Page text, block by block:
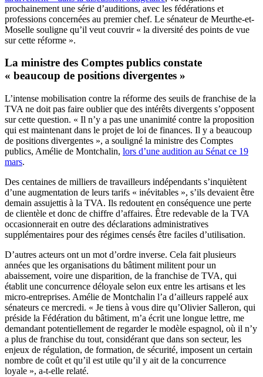
prochainement une série d’auditions, avec les fédérations et
professions concernées au premier chef. Le sénateur de Meurthe-et-
Moselle souligne qu’il veut couvrir « la diversité des points de vue
sur cette réforme ».
La ministre des Comptes publics constate
« beaucoup de positions divergentes »
L’intense mobilisation contre la réforme des seuils de franchise de la
TVA ne doit pas faire oublier que des intérêts divergents s’opposent
sur cette question. « Il n’y a pas une unanimité contre la proposition
qui est maintenant dans le projet de loi de finances. Il y a beaucoup
de positions divergentes », a souligné la ministre des Comptes
publics, Amélie de Montchalin, lors d’une audition au Sénat ce 19
mars.
Des centaines de milliers de travailleurs indépendants s’inquiètent
d’une augmentation de leurs tarifs « inévitables », s’ils devaient être
demain assujettis à la TVA. Ils redoutent en conséquence une perte
de clientèle et donc de chiffre d’affaires. Être redevable de la TVA
occasionnerait en outre des déclarations administratives
supplémentaires pour des régimes censés être faciles d’utilisation.
D’autres acteurs ont un mot d’ordre inverse. Cela fait plusieurs
années que les organisations du bâtiment militent pour un
abaissement, voire une disparition, de la franchise de TVA, qui
établit une concurrence déloyale selon eux entre les artisans et les
micro-entreprises. Amélie de Montchalin l’a d’ailleurs rappelé aux
sénateurs ce mercredi. « Je tiens à vous dire qu’Olivier Salleron, qui
préside la Fédération du bâtiment, m’a écrit une longue lettre, me
demandant potentiellement de regarder le modèle espagnol, où il n’y
a plus de franchise du tout, considérant que dans son secteur, les
enjeux de régulation, de formation, de sécurité, imposent un certain
nombre de coût et qu’il est utile qu’il y ait de la concurrence
loyale », a-t-elle relaté.